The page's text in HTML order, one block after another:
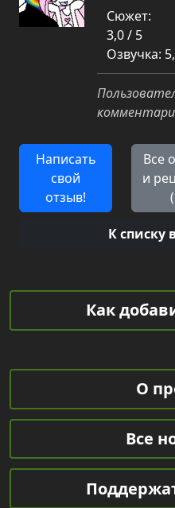
Сюжет:
3,0 / 5
Озвучка:
Написать
свой
отзыв!
Все
и
К списку
Как
О
Все